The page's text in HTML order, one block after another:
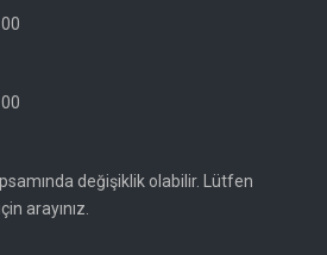
değişiklik olabilir. Lütfen
arayınız.